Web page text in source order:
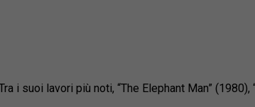
i suoi lavori più noti, “The Elephant Man”